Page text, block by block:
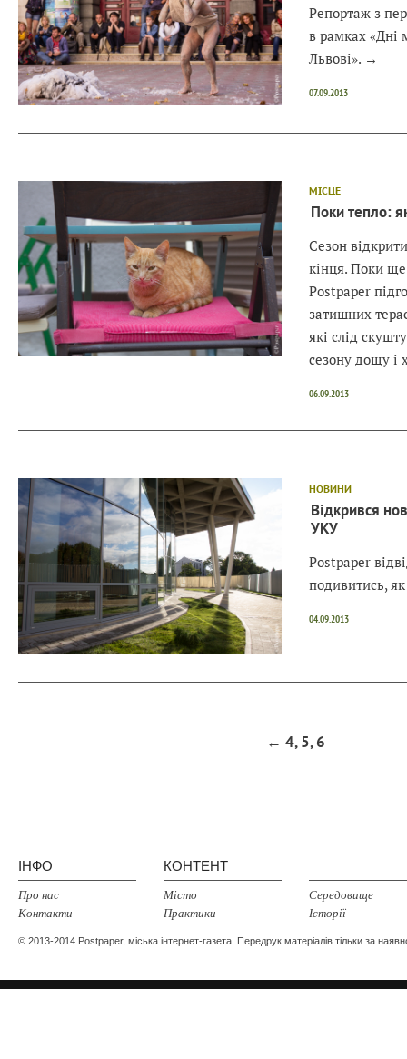
Репортаж з
в рамках «Дні
Львові». →
07.09.2013
МІСЦЕ
Поки тепло:
Сезон
кінця. Поки ще
Postpaper
затишних
які слід
сезону дощу і
06.09.2013
НОВИНИ
Відкрився
УКУ
Postpaper
подивитись,
04.09.2013
← 4,5, 6
ІНФО
Про нас
Контакти
КОНТЕНТ
Місто
Практики
Середовище
Історії
© 2013-2014 Postpaper, міська інтернет-газета. Передрук матеріалів тільки за